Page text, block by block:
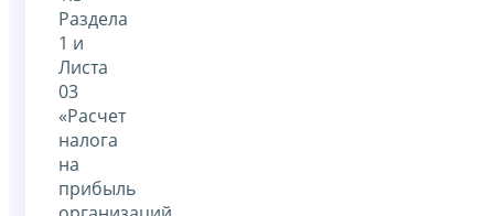
Раздела
1 и
Листа
03
«Расчет
налога
на
прибыль